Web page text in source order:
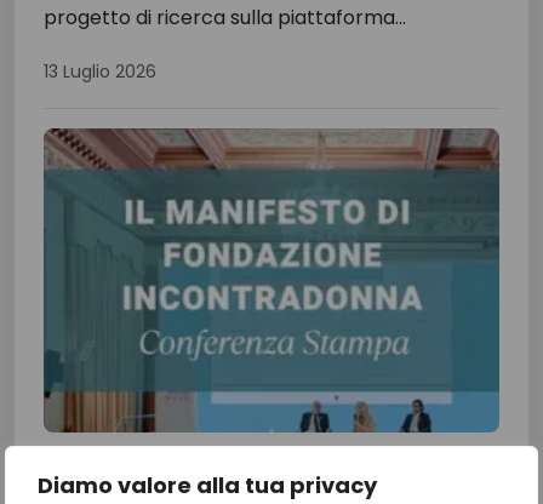
Diamo valore alla tua privacy
progetto di ricerca sulla piattaforma...
13 Luglio 2026
IncontraDonna: dalle priorità alle